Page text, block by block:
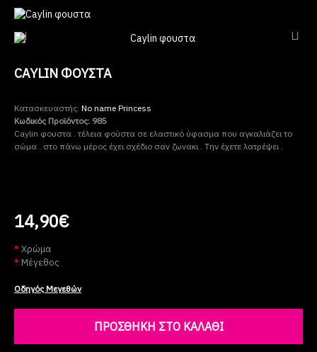
CAYLIN ΦΟΥΣΤΑ
Κατασκευαστής: No name Princess
Κωδικός Προϊόντος: 985
Caylin φουστα . τέλεια φούστα σε ελαστικό ύφασμα που αγκαλιάζει το
σώμα . στο πάνω μέρος έχει σχέδιο σαν ζωνακι . Την έχετε λατρέψει .
14,90€
Χρώμα
Μέγεθος
Οδηγός Μεγεθών
ΠΡΟΣΘΉΚΗ ΣΤΟ ΚΑΛΆΘΙ